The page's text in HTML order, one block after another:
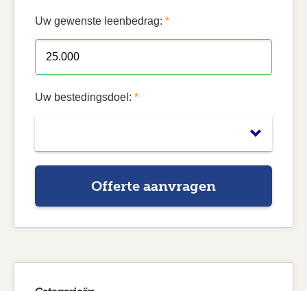
Uw gewenste leenbedrag: *
Uw bestedingsdoel: *
Offerte aanvragen